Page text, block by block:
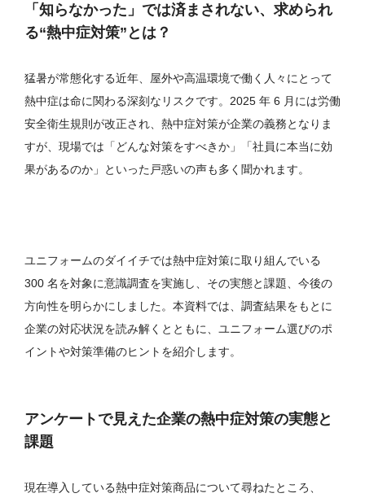
「知らなかった」では済まされない、求められ
る“熱中症対策”とは？
猛暑が常態化する近年、屋外や高温環境で働く人々にとって
熱中症は命に関わる深刻なリスクです。2025 年 6 月には労働
安全衛生規則が改正され、熱中症対策が企業の義務となりま
すが、現場では「どんな対策をすべきか」「社員に本当に効
果があるのか」といった戸惑いの声も多く聞かれます。
ユニフォームのダイイチでは熱中症対策に取り組んでいる
300 名を対象に意識調査を実施し、その実態と課題、今後の
方向性を明らかにしました。本資料では、調査結果をもとに
企業の対応状況を読み解くとともに、ユニフォーム選びのポ
イントや対策準備のヒントを紹介します。
アンケートで見えた企業の熱中症対策の実態と
課題
現在導入している熱中症対策商品について尋ねたところ、